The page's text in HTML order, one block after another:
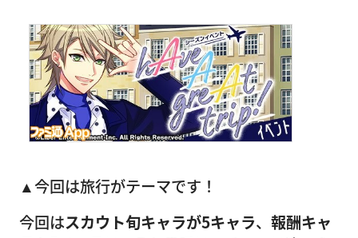
▲今回は旅行がテーマです！
今回はスカウト旬キャラが5キャラ、 報酬キャ